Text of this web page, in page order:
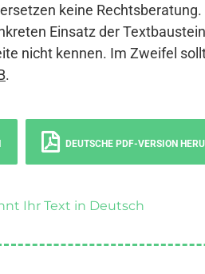
keine
Einsatz der
nicht kennen. Im Zweifel
.
DEUTSCHE PDF-VERSION
Ihr Text in Deutsch